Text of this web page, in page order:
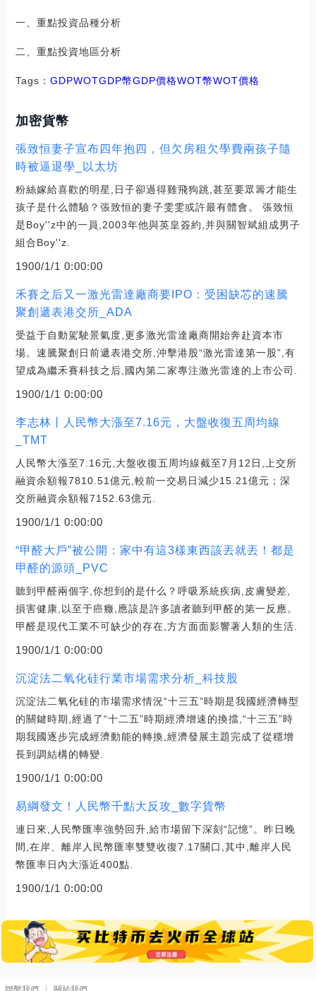
一、重點投資品種分析
二、重點投資地區分析
Tags： GDPWOTGDP幣GDP價格WOT幣WOT價格
加密貨幣
張致恒妻子宣布四年抱四，但欠房租欠學費兩孩子隨
時被逼退學_以太坊
粉絲嫁給喜歡的明星,日子卻過得雞飛狗跳,甚至要眾籌才能生
孩子是什么體驗？張致恒的妻子雯雯或許最有體會。 張致恒
是Boy''z中的一員,2003年他與英皇簽約,并與關智斌組成男子
組合Boy''z.
1900/1/1 0:00:00
禾賽之后又一激光雷達廠商要IPO：受困缺芯的速騰
聚創遞表港交所_ADA
受益于自動駕駛景氣度,更多激光雷達廠商開始奔赴資本市
場。速騰聚創日前遞表港交所,沖擊港股“激光雷達第一股”,有
望成為繼禾賽科技之后,國內第二家專注激光雷達的上市公司.
1900/1/1 0:00:00
李志林丨人民幣大漲至7.16元，大盤收復五周均線
_TMT
人民幣大漲至7.16元,大盤收復五周均線截至7月12日,上交所
融資余額報7810.51億元,較前一交易日減少15.21億元；深
交所融資余額報7152.63億元.
1900/1/1 0:00:00
“甲醛大戶”被公開：家中有這3樣東西該丟就丟！都是
甲醛的源頭_PVC
聽到甲醛兩個字,你想到的是什么？呼吸系統疾病,皮膚變差,
損害健康,以至于癌癥,應該是許多讀者聽到甲醛的第一反應。
甲醛是現代工業不可缺少的存在,方方面面影響著人類的生活.
1900/1/1 0:00:00
沉淀法二氧化硅行業市場需求分析_科技股
沉淀法二氧化硅的市場需求情況“十三五”時期是我國經濟轉型
的關鍵時期,經過了“十二五”時期經濟增速的換擋,“十三五”時
期我國逐步完成經濟動能的轉換,經濟發展主題完成了從穩增
長到調結構的轉變.
1900/1/1 0:00:00
易綱發文！人民幣千點大反攻_數字貨幣
連日來,人民幣匯率強勢回升,給市場留下深刻“記憶”。昨日晚
間,在岸、離岸人民幣匯率雙雙收復7.17關口,其中,離岸人民
幣匯率日內大漲近400點.
1900/1/1 0:00:00